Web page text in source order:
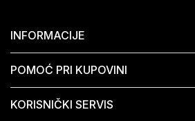
INFORMACIJE
POMOĆ PRI KUPOVINI
KORISNIČKI SERVIS